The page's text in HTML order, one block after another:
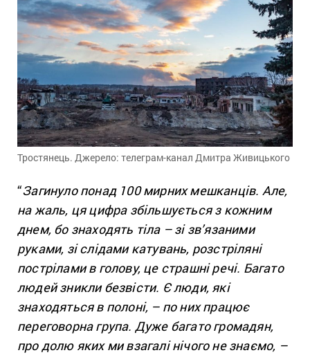
Тростянець. Джерело: телеграм-канал Дмитра Живицького
“Загинуло понад 100 мирних мешканців. Але,
на жаль, ця цифра збільшується з кожним
днем, бо знаходять тіла – зі зв’язаними
руками, зі слідами катувань, розстріляні
пострілами в голову, це страшні речі. Багато
людей зникли безвісти. Є люди, які
знаходяться в полоні, – по них працює
переговорна група. Дуже багато громадян,
про долю яких ми взагалі нічого не знаємо, –